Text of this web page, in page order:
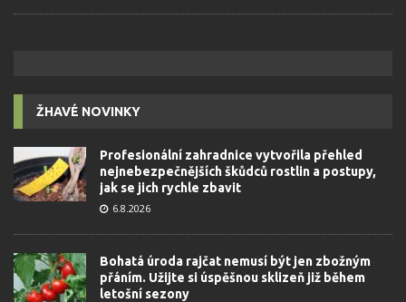
ŽHAVÉ NOVINKY
Profesionální zahradnice vytvořila přehled
nejnebezpečnějších škůdců rostlin a postupy,
jak se jich rychle zbavit
6.8.2026
Bohatá úroda rajčat nemusí být jen zbožným
přáním. Užijte si úspěšnou sklizeň již během
letošní sezony